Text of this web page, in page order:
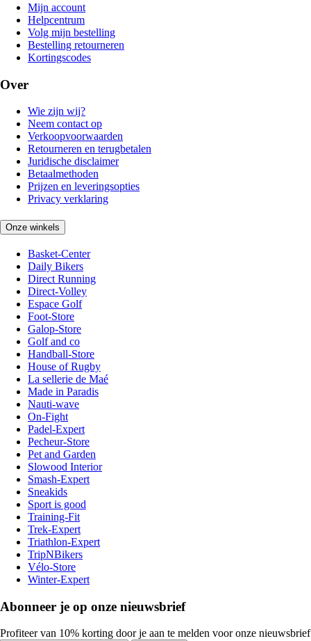
Mijn account
Helpcentrum
Volg mijn bestelling
Bestelling retourneren
Kortingscodes
Over
Wie zijn wij?
Neem contact op
Verkoopvoorwaarden
Retourneren en terugbetalen
Juridische disclaimer
Betaalmethoden
Prijzen en leveringsopties
Privacy verklaring
Onze winkels
Basket-Center
Daily Bikers
Direct Running
Direct-Volley
Espace Golf
Foot-Store
Galop-Store
Golf and co
Handball-Store
House of Rugby
La sellerie de Maé
Made in Paradis
Nauti-wave
On-Fight
Padel-Expert
Pecheur-Store
Pet and Garden
Slowood Interior
Smash-Expert
Sneakids
Sport is good
Training-Fit
Trek-Expert
Triathlon-Expert
TripNBikers
Vélo-Store
Winter-Expert
Abonneer je op onze nieuwsbrief
Profiteer van 10% korting door je aan te melden voor onze nieuwsbrief